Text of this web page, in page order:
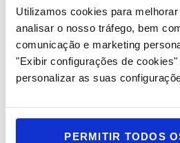
Utilizamos cookies para
analisar o nosso tráfego, bem
comunicação e marketing
"Exibir configurações de
personalizar as suas
PERMITIR TODOS
desgaste ou defeitos de fábrica
cobertos pelo contrato.
4. O que preciso de
equipamento certo?
- A que altura precisa de elevar
- Quanto pesa a carga